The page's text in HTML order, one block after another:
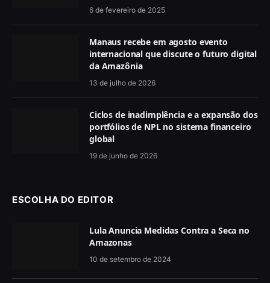
6 de fevereiro de 2025
Manaus recebe em agosto evento
internacional que discute o futuro digital
da Amazônia
13 de julho de 2026
Ciclos de inadimplência e a expansão dos
portfólios de NPL no sistema financeiro
global
19 de junho de 2026
ESCOLHA DO EDITOR
Lula Anuncia Medidas Contra a Seca no
Amazonas
10 de setembro de 2024